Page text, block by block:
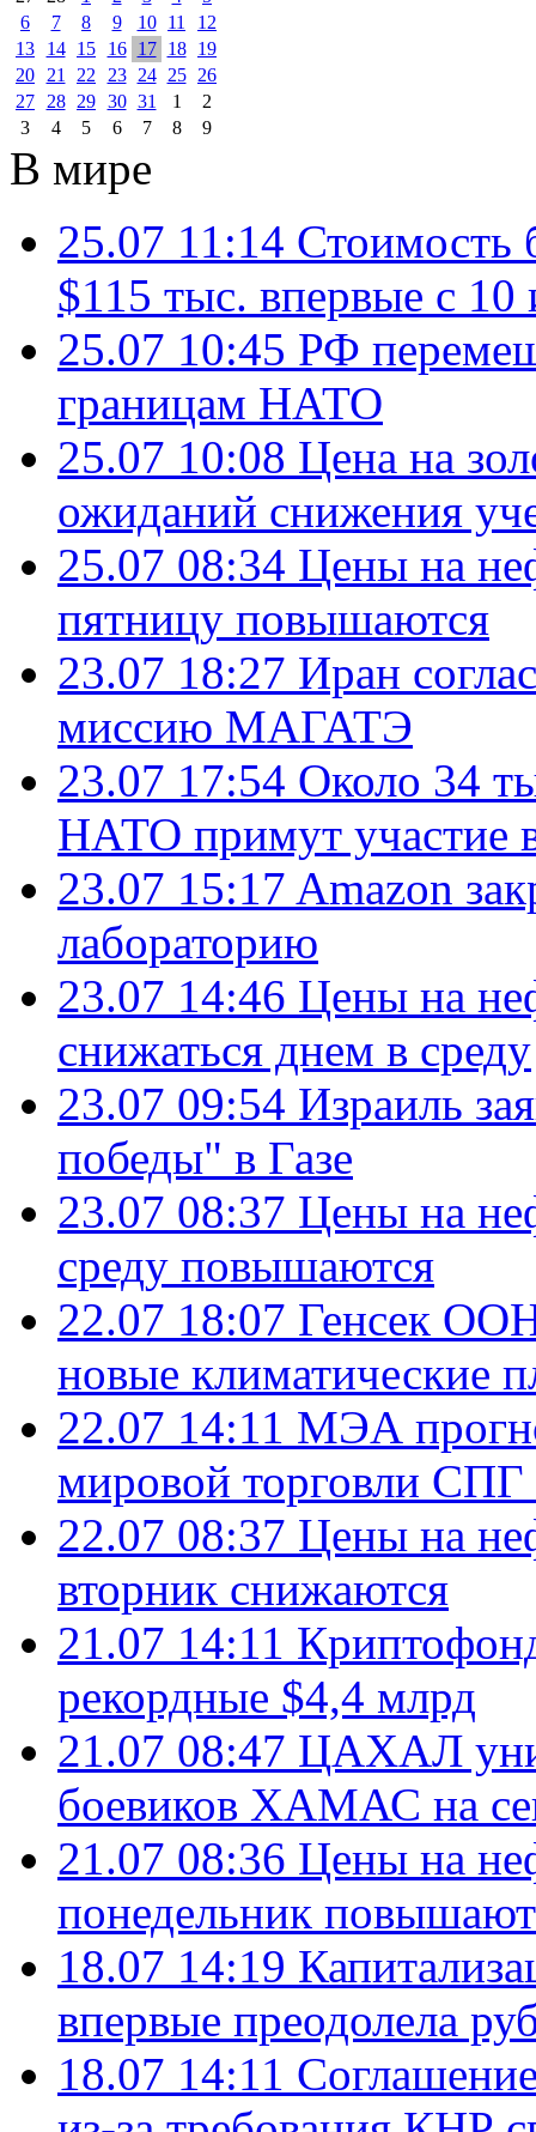
6
7 8 9 10 11
12
13
14 15 16 17 18
19
20
21 22 23 24 25
26
27
28 29 30 31 1
2
3
4 5 6 7 8 9
В мире
25.07 11:14 Стоимость
$115 тыс. впервые с 10
25.07 10:45 РФ
границам НАТО
25.07 10:08 Цена на
ожиданий снижения
25.07 08:34 Цены на
пятницу повышаются
23.07 18:27 Иран
миссию МАГАТЭ
23.07 17:54 Около 34
НАТО примут участие
23.07 15:17 Amazon
лабораторию
23.07 14:46 Цены на
снижаться днем в среду
23.07 09:54 Израиль
победы" в Газе
23.07 08:37 Цены на
среду повышаются
22.07 18:07 Генсек ООН
новые климатические
22.07 14:11 МЭА
мировой торговли СПГ
22.07 08:37 Цены на
вторник снижаются
21.07 14:11
рекордные $4,4 млрд
21.07 08:47 ЦАХАЛ
боевиков ХАМАС на
21.07 08:36 Цены на
понедельник
18.07 14:19
впервые преодолела
18.07 14:11